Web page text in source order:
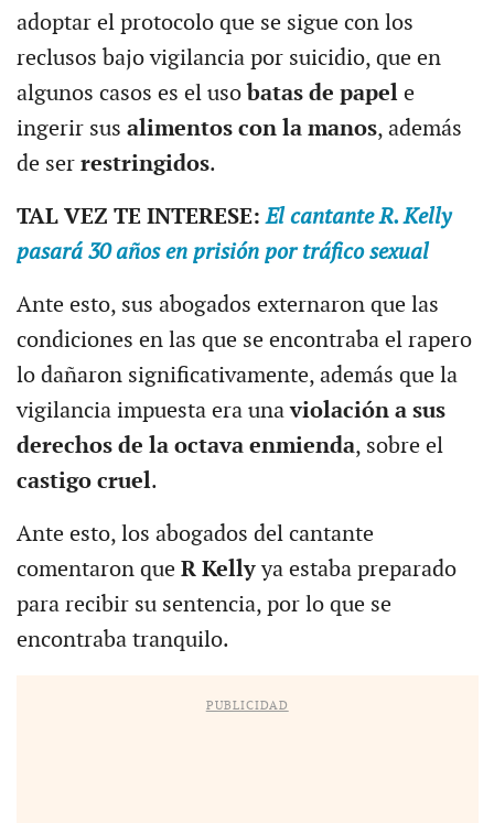
adoptar el protocolo que se sigue con los
reclusos bajo vigilancia por suicidio, que en
algunos casos es el usobatas de papele
ingerir sus alimentos con la manos, además
de ser restringidos.
TAL VEZ TE INTERESE:El cantante R. Kelly
pasará 30 años en prisión por tráfico sexual
Ante esto, sus abogados externaron que las
condiciones en las que se encontraba el rapero
lo dañaron significativamente, además que la
vigilancia impuesta era unaviolación a sus
derechos de la octava enmienda, sobre el
castigo cruel.
Ante esto, los abogados del cantante
comentaron que R Kellyya estaba preparado
para recibir su sentencia, por lo que se
encontraba tranquilo.
PUBLICIDAD